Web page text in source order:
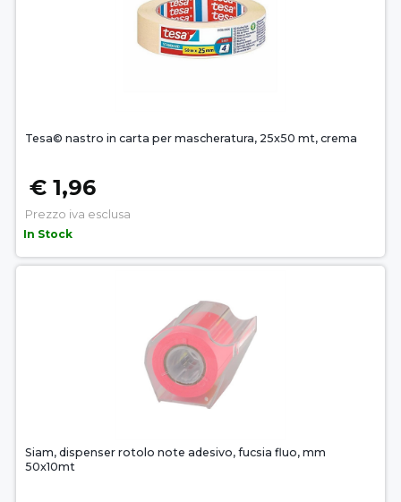
Tesa© nastro in carta per mascheratura, 25x50 mt, crema
€ 1,96
Prezzo iva esclusa
In Stock
Siam, dispenser rotolo note adesivo, fucsia fluo, mm
50x10mt